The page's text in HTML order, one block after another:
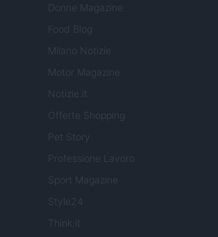
Donne Magazine
Food Blog
Milano Notizie
Motor Magazine
Notizie.it
Offerte Shopping
Professione Lavoro
Sport Magazine
Style24
Think.it